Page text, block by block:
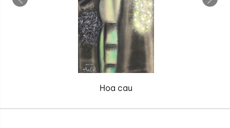
Hoa cau